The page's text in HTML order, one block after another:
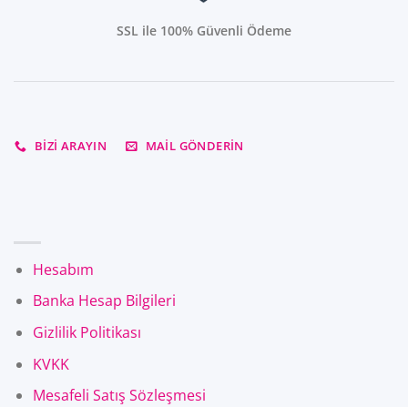
SSL ile 100% Güvenli Ödeme
BIZI ARAYIN MAIL GÖNDERIN
Hesabım
Banka Hesap Bilgileri
Gizlilik Politikası
KVKK
Mesafeli Satış Sözleşmesi